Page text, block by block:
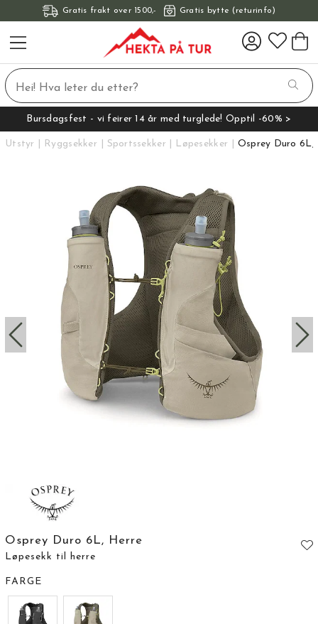
Gratis frakt over 1500,- Gratis bytte (returinfo)
Bursdagsfest - vi feirer 14 år med turglede! Opptil -60% >
Utstyr Ryggsekker Sportssekker Løpesekker Osprey Duro 6L,
Osprey Duro 6L, Herre
Løpesekk til herre
FARGE